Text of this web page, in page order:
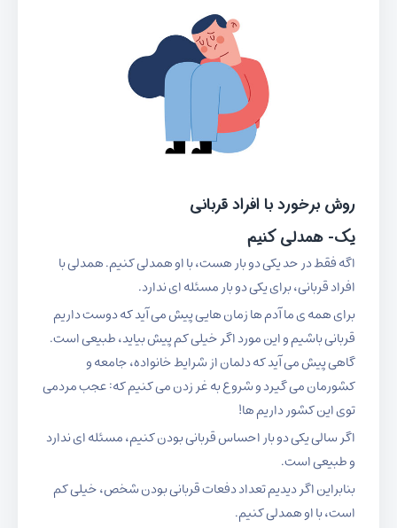
روش برخورد با افراد قربانی
یک- همدلی کنیم
اگه فقط در حد یکی دو بار هست، با او همدلی کنیم. همدلی با
افراد قربانی، برای یکی دو بار مسئله ای ندارد.
برای همه ی ما آدم ها زمان هایی پیش می آید که دوست داریم
قربانی باشیم و این مورد اگر خیلی کم پیش بیاید، طبیعی است.
گاهی پیش می آید که دلمان از شرایط خانواده، جامعه و
کشورمان می گیرد و شروع به غر زدن می کنیم که: عجب مردمی
توی این کشور داریم ها!
اگر سالی یکی دو بار احساس قربانی بودن کنیم، مسئله ای ندارد
و طبیعی است.
بنابراین اگر دیدیم تعداد دفعات قربانی بودن شخص، خیلی کم
است، با او همدلی کنیم.